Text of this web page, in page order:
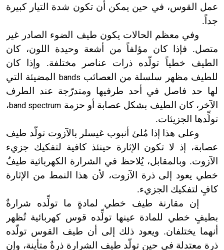
عمل القوس، في حين يمكن أن تكون شدة التيار كبيرة
جداً.
وفي معظم الحالات يكون طيف الضوء الصادر غير
متصل. فإذا كان مؤلفاً من أشعة وحيدة اللون، كان
الطيف خطياً تولّده ذرات عناصر مختلفة. وإذا كان
للطيف مظهر سلسلة من العصائب bands
المضيئة التي
لها حد فاصل في أحد طرفيها ومتدرّجة عند الطرف
الآخر، كان الطيف بشكل عصابة أو حزمة band spectrum،
تولِّدها الجزيئات.
وعلى هذا إذا مُلئ أنبوب غيسلر بالآزوت تولّد طيف
عصابة، إذ لا تكون الإثارة حينئذ كافية لتفكيك جزيء
الآزوت. وبالمقابل، يُلاحظ في الشرارة الكهربائية طيفٌ
خطي يعود إلى ذرة الآزوت، لأن هذا النمط من الإثارة
كافٍ لتفكيك الجزيء.
إن مقارنة طيف خطي لمادةٍ ما تولِّده شرارةٌ
بطيفٍ خطي للمادة عينها تولِّده قوس كهربائية تُظهر
أنهما يختلفان. ويعود ذلك إلى أن طيف القوس تولّده
ذرة معتدلة في حين تولّد طيف الشرارة ذرةٌ متأينة، وإن